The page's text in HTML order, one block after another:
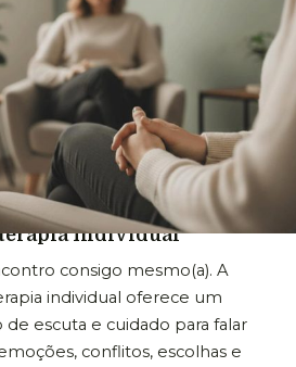
Individual
consigo mesmo(a). A
individual oferece um
de escuta e cuidado para falar
conflitos, escolhas e